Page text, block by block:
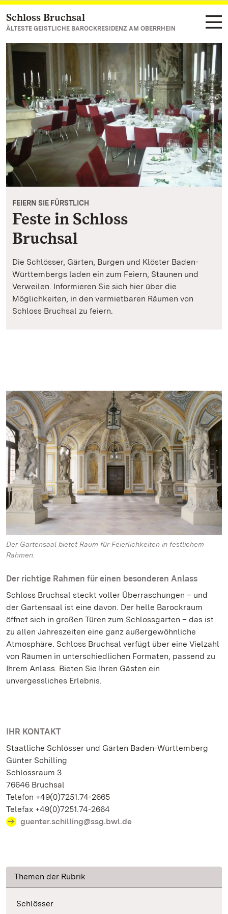
Zum Hauptinhalt springen
Schloss Bruchsal
ÄLTESTE GEISTLICHE BAROCKRESIDENZ AM OBERRHEIN
FEIERN SIE FÜRSTLICH
Feste in Schloss
Bruchsal
Die Schlösser, Gärten, Burgen und Klöster Baden-
Württembergs laden ein zum Feiern, Staunen und
Verweilen. Informieren Sie sich hier über die
Möglichkeiten, in den vermietbaren Räumen von
Schloss Bruchsal zu feiern.
Der Gartensaal bietet Raum für Feierlichkeiten in festlichem
Rahmen.
Der richtige Rahmen für einen besonderen Anlass
Schloss Bruchsal steckt voller Überraschungen – und
der Gartensaal ist eine davon. Der helle Barockraum
öffnet sich in großen Türen zum Schlossgarten – das ist
zu allen Jahreszeiten eine ganz außergewöhnliche
Atmosphäre. Schloss Bruchsal verfügt über eine Vielzahl
von Räumen in unterschiedlichen Formaten, passend zu
Ihrem Anlass. Bieten Sie Ihren Gästen ein
unvergessliches Erlebnis.
IHR KONTAKT
Staatliche Schlösser und Gärten Baden-Württemberg
Günter Schilling
Schlossraum 3
76646 Bruchsal
Telefon +49(0)7251.74-2665
Telefax +49(0)7251.74-2664
guenter.schilling@ssg.bwl.de
Themen der Rubrik
Schlösser